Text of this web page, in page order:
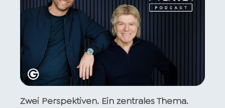
Zwei Perspektiven. Ein zentrales Thema.